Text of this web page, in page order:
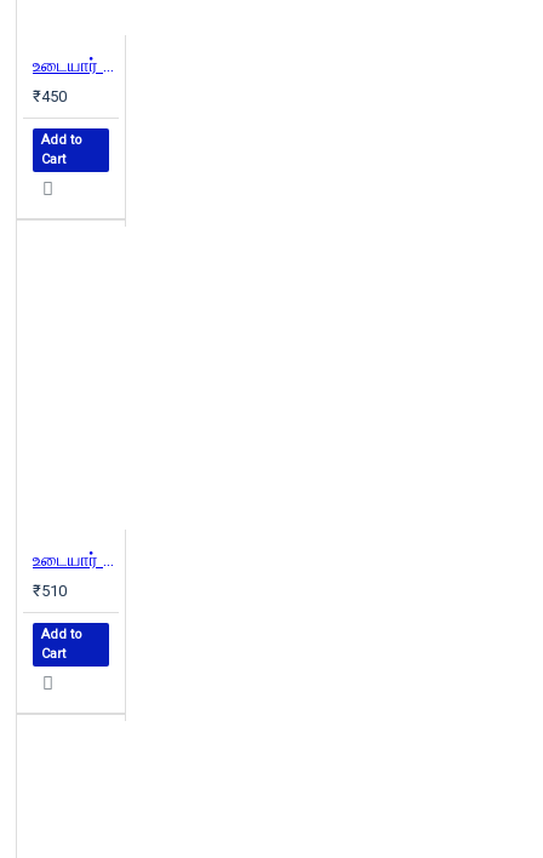
உடையார் (பாகம் 1)
₹450
Add to
Cart
உடையார் (பாகம் 2)
₹510
Add to
Cart